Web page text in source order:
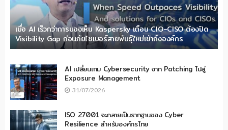
เมื่อ AI เร็วกว่าการมองเห็น Kaspersky เตือน CIO-CISO ต้องปิด
Visibility Gap ก่อนภัยไซเบอร์สายพันธุ์ใหม่เข้าถึงองค์กร
AI เปลี่ยนเกม Cybersecurity จาก Patching ไปสู่
Exposure Management
31/07/2026
ISO 27001 จะกลายเป็นรากฐานของ Cyber
Resilience สำหรับองค์กรไทย